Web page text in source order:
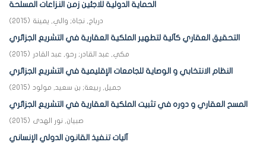
الحماية الدولية للاجئين زمن النزاعات المسلحة
درباج, نجاة; والي, يمينة (
2015
)
التحقيق العقاري كآلية لتطهير الملكية العقارية في التشريع الجزائري
مكي, عبد القادر ; رحو, عبد القادر (
2015
)
النظام الانتخابي و الوصاية للجامعات الإقليمية في التشريع الجزائري
جميل, ربيعة; بن سعيد, مولود (
2015
)
المسح العقاري و دوره في تثبيت الملكية العقارية في التشريع الجزائري
صبيان, نور الهدى (
2015
)
آليات تنفيذ القانون الدولي الإنساني